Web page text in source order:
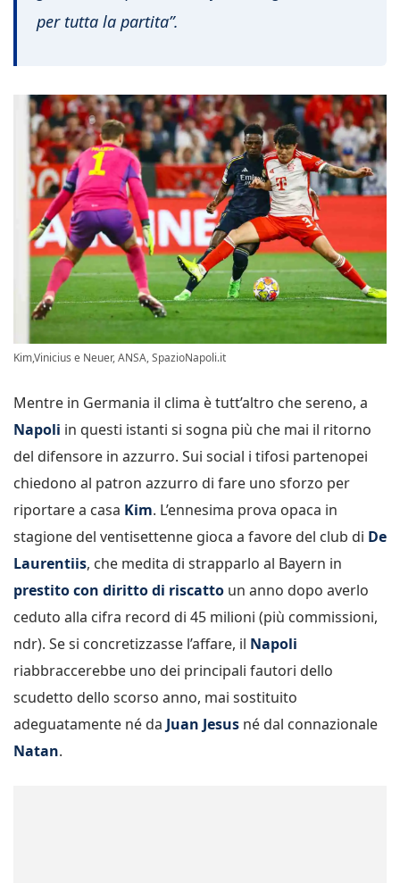
per tutta la partita”.
Kim,Vinicius e Neuer, ANSA, SpazioNapoli.it
Mentre in Germania il clima è tutt’altro che sereno, a
Napoli in questi istanti si sogna più che mai il ritorno
del difensore in azzurro. Sui social i tifosi partenopei
chiedono al patron azzurro di fare uno sforzo per
riportare a casa Kim. L’ennesima prova opaca in
stagione del ventisettenne gioca a favore del club di De
Laurentiis, che medita di strapparlo al Bayern in
prestito con diritto di riscatto un anno dopo averlo
ceduto alla cifra record di 45 milioni (più commissioni,
ndr). Se si concretizzasse l’affare, il Napoli
riabbraccerebbe uno dei principali fautori dello
scudetto dello scorso anno, mai sostituito
adeguatamente né da Juan Jesus né dal connazionale
Natan.